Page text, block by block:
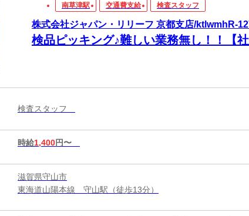
南草津駅 交通費支給 検査スタッフ
株式会社ジャパン・リリーフ 京都支店/ktlwmhR-
検品ピッキング♪難しい業務無し！！【社
検査スタッフ
時給1,400円〜
滋賀県守山市
東海道山陽本線 守山駅（徒歩13分）